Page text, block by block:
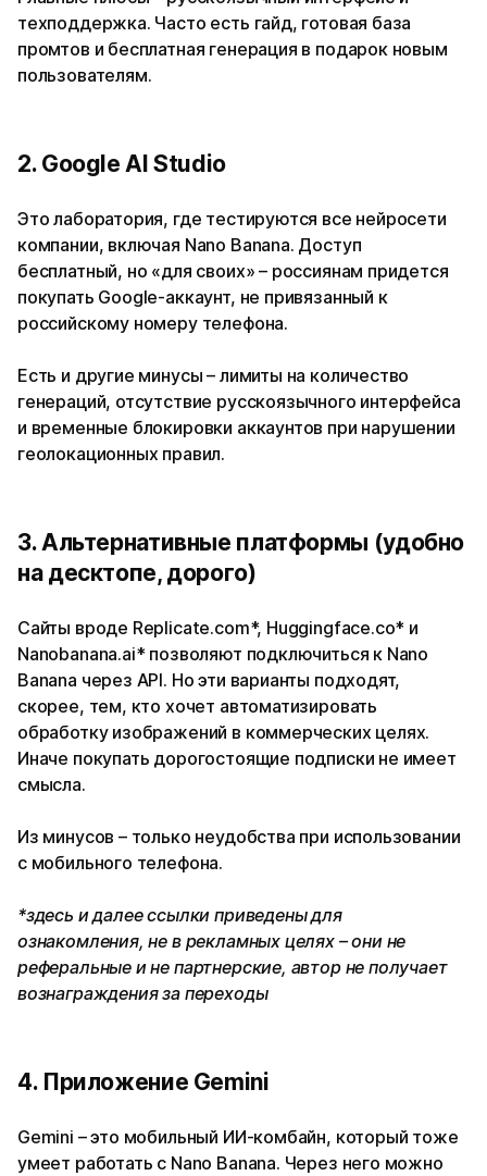
техподдержка. Часто есть гайд, готовая база
промтов и бесплатная генерация в подарок новым
пользователям.
2. Google AI Studio
Это лаборатория, где тестируются все нейросети
компании, включая Nano Banana. Доступ
бесплатный, но «для своих» – россиянам придется
покупать Google-аккаунт, не привязанный к
российскому номеру телефона.
Есть и другие минусы – лимиты на количество
генераций, отсутствие русскоязычного интерфейса
и временные блокировки аккаунтов при нарушении
геолокационных правил.
3. Альтернативные платформы (удобно
на десктопе, дорого)
Сайты вроде Replicate.com*, Huggingface.co* и
Nanobanana.ai* позволяют подключиться к Nano
Banana через API. Но эти варианты подходят,
скорее, тем, кто хочет автоматизировать
обработку изображений в коммерческих целях.
Иначе покупать дорогостоящие подписки не имеет
смысла.
Из минусов – только неудобства при использовании
с мобильного телефона.
*здесь и далее ссылки приведены для
ознакомления, не в рекламных целях – они не
реферальные и не партнерские, автор не получает
вознаграждения за переходы
4. Приложение Gemini
Gemini – это мобильный ИИ-комбайн, который тоже
умеет работать с Nano Banana. Через него можно